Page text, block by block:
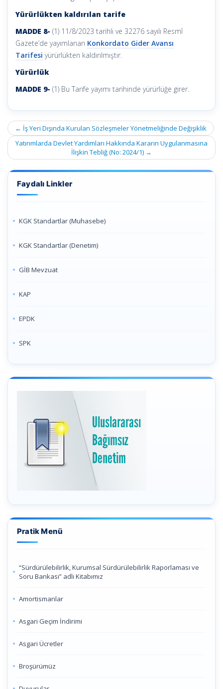
Yürürlükten kaldırılan tarife
MADDE 8- (1) 11/8/2023 tarihli ve 32276 sayılı Resmî
Gazete’de yayımlanan Konkordato Gider Avansı
Tarifesi yürürlükten kaldırılmıştır.
Yürürlük
MADDE 9- (1) Bu Tarife yayımı tarihinde yürürlüğe girer.
Post
navigation
← İş Yeri Dışında Kurulan Sözleşmeler Yönetmeliğinde Değişiklik
Yatırımlarda Devlet Yardımları Hakkında Kararın Uygulanmasına
İlişkin Tebliğ (No: 2024/1) →
Faydalı Linkler
KGK Standartlar (Muhasebe)
KGK Standartlar (Denetim)
GİB Mevzuat
KAP
EPDK
SPK
Pratik Menü
“Sürdürülebilirlik, Kurumsal Sürdürülebilirlik Raporlaması ve
Soru Bankası” adlı Kitabımız
Amortismanlar
Asgari Geçim İndirimi
Asgari Ücretler
Broşürümüz